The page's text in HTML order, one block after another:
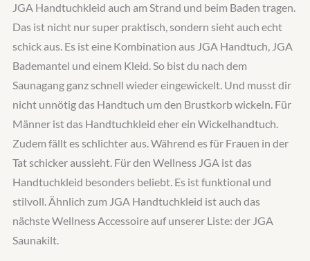
JGA Handtuchkleid auch am Strand und beim Baden tragen.
Das ist nicht nur super praktisch, sondern sieht auch echt
schick aus. Es ist eine Kombination aus JGA Handtuch, JGA
Bademantel und einem Kleid. So bist du nach dem
Saunagang ganz schnell wieder eingewickelt. Und musst dir
nicht unnötig das Handtuch um den Brustkorb wickeln. Für
Männer ist das Handtuchkleid eher ein Wickelhandtuch.
Zudem fällt es schlichter aus. Während es für Frauen in der
Tat schicker aussieht. Für den Wellness JGA ist das
Handtuchkleid besonders beliebt. Es ist funktional und
stilvoll. Ähnlich zum JGA Handtuchkleid ist auch das
nächste Wellness Accessoire auf unserer Liste: der JGA
Saunakilt.